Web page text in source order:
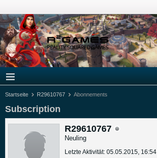
Startseite R29610767 Abonnements
Subscription
R29610767
Neuling
Letzte Aktivität: 05.05.2015, 16:54